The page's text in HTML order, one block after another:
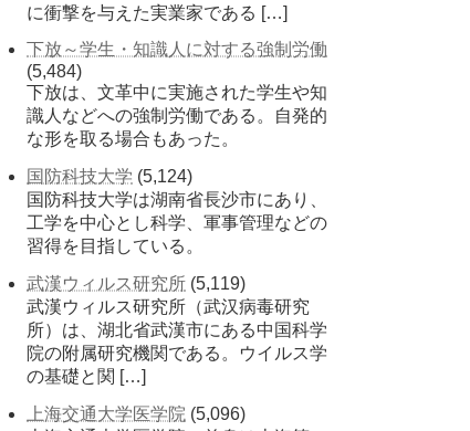
に衝撃を与えた実業家である […]
下放～学生・知識人に対する強制労働
(5,484)
下放は、文革中に実施された学生や知
識人などへの強制労働である。自発的
な形を取る場合もあった。
国防科技大学 (5,124)
国防科技大学は湖南省長沙市にあり、
工学を中心とし科学、軍事管理などの
習得を目指している。
武漢ウィルス研究所 (5,119)
武漢ウィルス研究所（武汉病毒研究
所）は、湖北省武漢市にある中国科学
院の附属研究機関である。ウイルス学
の基礎と関 […]
上海交通大学医学院 (5,096)